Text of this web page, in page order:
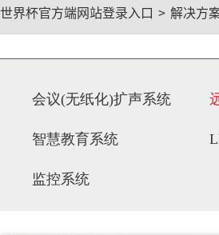
世界杯官方端网站登录入口 > 解决方
会议(无纸化)扩声系统
智慧教育系统
监控系统